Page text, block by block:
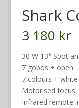
Shark
3 180 kr
30 W 13° Spot
7 gobos + open
7 colours + white
Motorised focus
Infrared remote